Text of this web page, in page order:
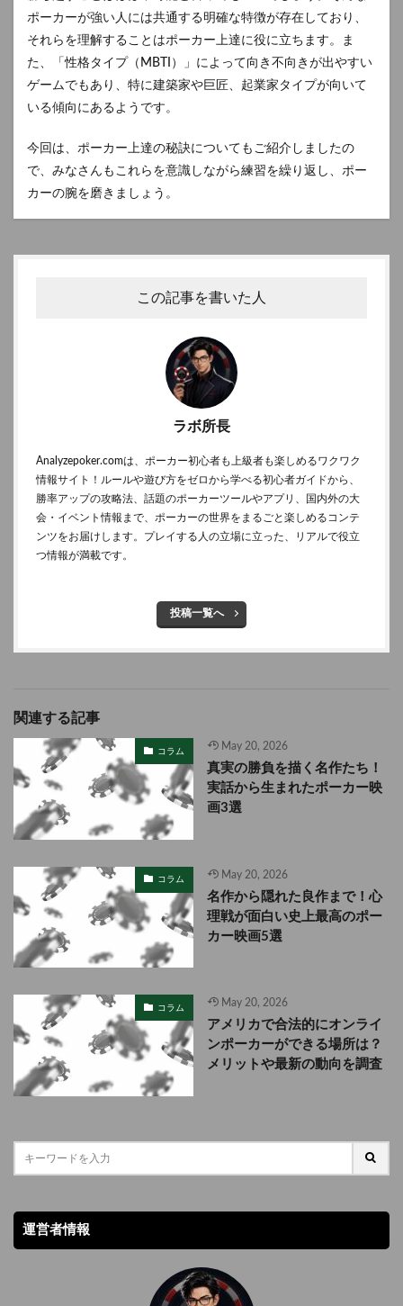
ポーカーが強い人には共通する明確な特徴が存在しており、
それらを理解することはポーカー上達に役に立ちます。ま
た、「性格タイプ（MBTI）」によって向き不向きが出やすい
ゲームでもあり、特に建築家や巨匠、起業家タイプが向いて
いる傾向にあるようです。
今回は、ポーカー上達の秘訣についてもご紹介しましたの
で、みなさんもこれらを意識しながら練習を繰り返し、ポー
カーの腕を磨きましょう。
この記事を書いた人
ラボ所長
Analyzepoker.comは、ポーカー初心者も上級者も楽しめるワクワク
情報サイト！ルールや遊び方をゼロから学べる初心者ガイドから、
勝率アップの攻略法、話題のポーカーツールやアプリ、国内外の大
会・イベント情報まで、ポーカーの世界をまるごと楽しめるコンテ
ンツをお届けします。プレイする人の立場に立った、リアルで役立
つ情報が満載です。
投稿一覧へ
関連する記事
コラム May 20, 2026
真実の勝負を描く名作たち！
実話から生まれたポーカー映
画3選
コラム May 20, 2026
名作から隠れた良作まで！心
理戦が面白い史上最高のポー
カー映画5選
コラム May 20, 2026
アメリカで合法的にオンライ
ンポーカーができる場所は？
メリットや最新の動向を調査
運営者情報